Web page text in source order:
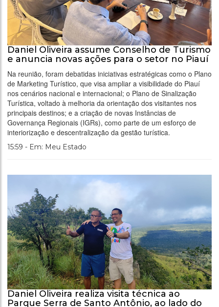
Daniel Oliveira assume Conselho de Turismo
e anuncia novas ações para o setor no Piauí
Na reunião, foram debatidas iniciativas estratégicas como o Plano
de Marketing Turístico, que visa ampliar a visibilidade do Piauí
nos cenários nacional e internacional; o Plano de Sinalização
Turística, voltado à melhoria da orientação dos visitantes nos
principais destinos; e a criação de novas Instâncias de
Governança Regionais (IGRs), como parte de um esforço de
interiorização e descentralização da gestão turística.
15:59 - Em: Meu Estado
Daniel Oliveira realiza visita técnica ao
Parque Serra de Santo Antônio, ao lado do